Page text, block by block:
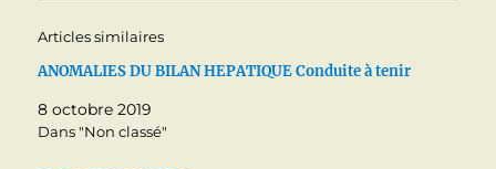
Articles similaires
ANOMALIES DU BILAN HEPATIQUE Conduite à tenir
8 octobre 2019
Dans "Non classé"